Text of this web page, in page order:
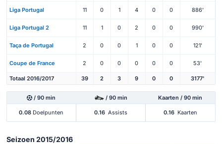
Liga Portugal 11 0 1 4 0 0 886'
Liga Portugal 2 11 1 0 2 0 0 990'
Taça de Portugal 2 0 0 1 0 0 121'
Coupe de France 2 0 0 0 0 0 53'
Totaal 2016/2017 39 2 3 9 0 0 3177'
/ 90 min / 90 min Kaarten / 90 min
0.08 Doelpunten 0.16 Assists 0.16 Kaarten
Seizoen 2015/2016